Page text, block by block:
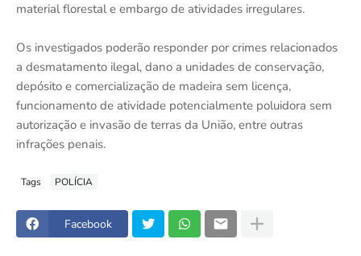
material florestal e embargo de atividades irregulares.
Os investigados poderão responder por crimes relacionados
a desmatamento ilegal, dano a unidades de conservação,
depósito e comercialização de madeira sem licença,
funcionamento de atividade potencialmente poluidora sem
autorização e invasão de terras da União, entre outras
infrações penais.
Tags POLÍCIA
Facebook